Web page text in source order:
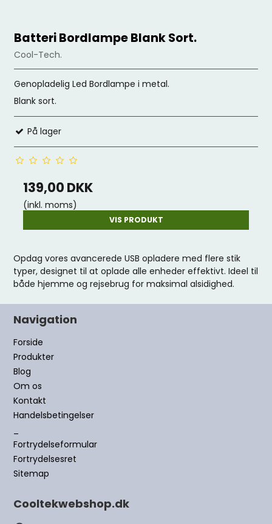
Batteri Bordlampe Blank Sort.
Cool-Tech.
Genopladelig Led Bordlampe i metal.
Blank sort.
På lager
139,00 DKK
(inkl. moms)
VIS PRODUKT
Opdag vores avancerede USB opladere med flere stik
typer, designet til at oplade alle enheder effektivt. Ideel til
både hjemme og rejsebrug for maksimal alsidighed.
Navigation
Forside
Produkter
Blog
Om os
Kontakt
Handelsbetingelser
Fortrydelseformular
Fortrydelsesret
Sitemap
Cooltekwebshop.dk